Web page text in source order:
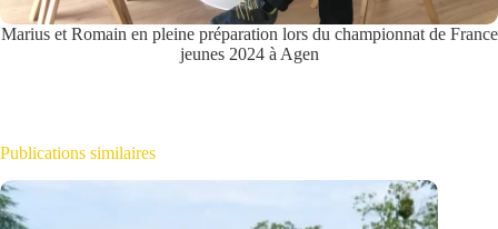
Marius et Romain en pleine préparation lors du championnat de France
jeunes 2024 à Agen
Publications similaires